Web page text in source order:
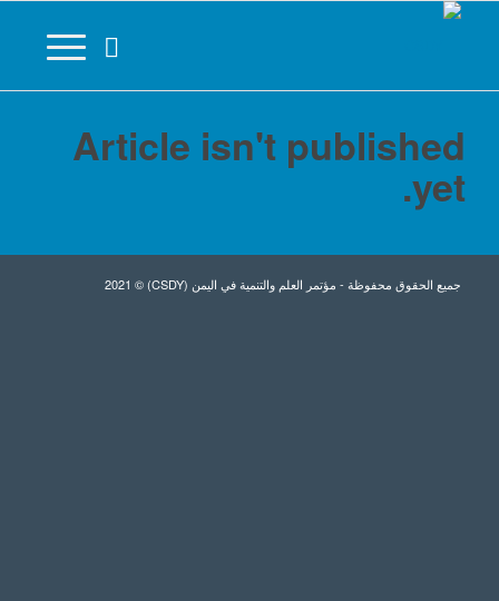
Article isn't published
yet.
جميع الحقوق محفوظة - مؤتمر العلم والتنمية في اليمن (CSDY) © 2021